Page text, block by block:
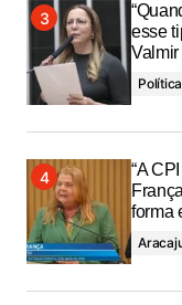
esse
Política
“A
forma